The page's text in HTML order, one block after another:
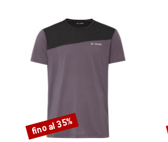
Sconto
fino al 35%